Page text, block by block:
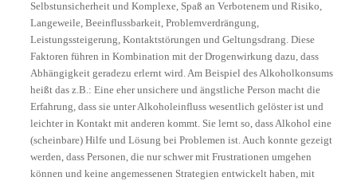
Selbstunsicherheit und Komplexe, Spaß an Verbotenem und Risiko,
Langeweile, Beeinflussbarkeit, Problemverdrängung,
Leistungssteigerung, Kontaktstörungen und Geltungsdrang. Diese
Faktoren führen in Kombination mit der Drogenwirkung dazu, dass
Abhängigkeit geradezu erlernt wird. Am Beispiel des Alkoholkonsums
heißt das z.B.: Eine eher unsichere und ängstliche Person macht die
Erfahrung, dass sie unter Alkoholeinfluss wesentlich gelöster ist und
leichter in Kontakt mit anderen kommt. Sie lernt so, dass Alkohol eine
(scheinbare) Hilfe und Lösung bei Problemen ist. Auch konnte gezeigt
werden, dass Personen, die nur schwer mit Frustrationen umgehen
können und keine angemessenen Strategien entwickelt haben, mit